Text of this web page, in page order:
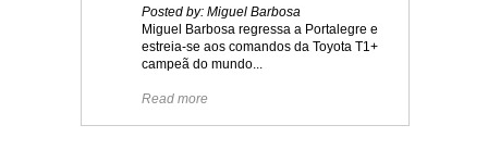
Posted by: Miguel Barbosa
Miguel Barbosa regressa a Portalegre e
estreia-se aos comandos da Toyota T1+
campeã do mundo...
Read more